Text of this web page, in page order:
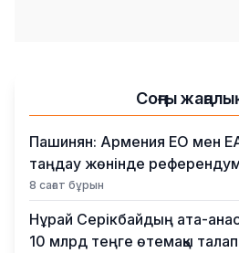
Соңғы
Пашинян: Армения ЕО мен
таңдау жөнінде референдум
8 сағат бұрын
Нұрай Серікбайдың ата-
10 млрд теңге өтемақы талап